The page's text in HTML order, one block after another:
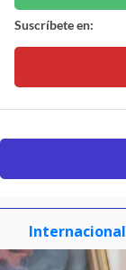
Suscríbete en:
Internacional